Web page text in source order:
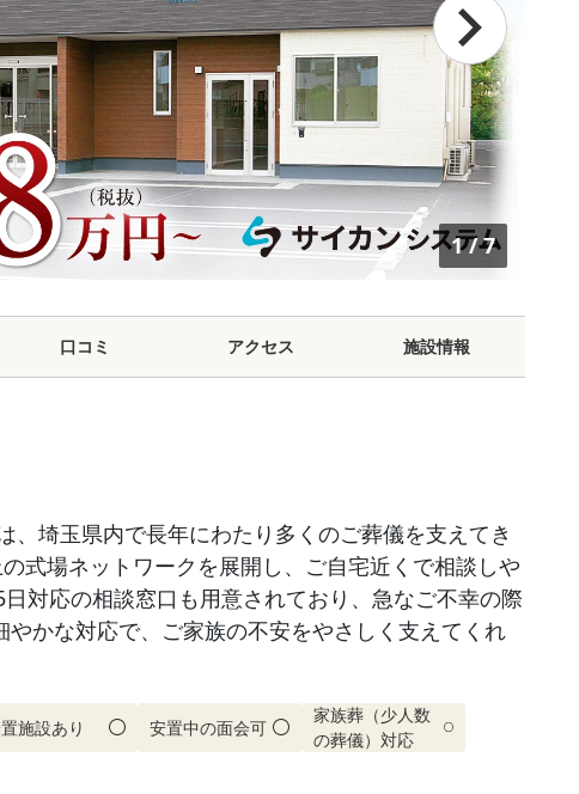
1/7
口コミ アクセス 施設情報
、埼玉県内で長年にわたり多くのご葬儀を支えてき
式場ネットワークを展開し、ご自宅近くで相談しや
対応の相談窓口も用意されており、急なご不幸の際
かな対応で、ご家族の不安をやさしく支えてくれ
施設あり 安置中の面会可
家族葬（少人数
の葬儀）対応